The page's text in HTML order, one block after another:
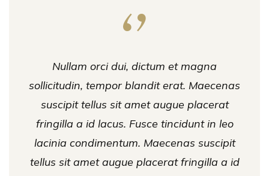
Nullam orci dui, dictum et magna
sollicitudin, tempor blandit erat. Maecenas
suscipit tellus sit amet augue placerat
fringilla a id lacus. Fusce tincidunt in leo
lacinia condimentum. Maecenas suscipit
tellus sit amet augue placerat fringilla a id